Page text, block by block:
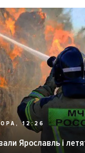
12:26
Ярославль і